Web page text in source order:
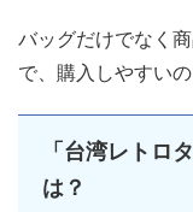
バッグだけでなく
で、購入しやすい
「台湾レトロ
は？